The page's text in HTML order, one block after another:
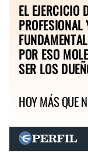
EL EJERCICIO
POR ESO
SER LOS
HOY MÁS QUE